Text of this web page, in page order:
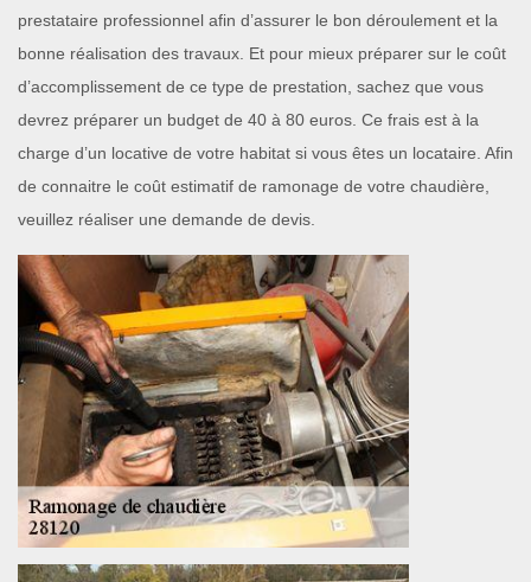
prestataire professionnel afin d’assurer le bon déroulement et la
bonne réalisation des travaux. Et pour mieux préparer sur le coût
d’accomplissement de ce type de prestation, sachez que vous
devrez préparer un budget de 40 à 80 euros. Ce frais est à la
charge d’un locative de votre habitat si vous êtes un locataire. Afin
de connaitre le coût estimatif de ramonage de votre chaudière,
veuillez réaliser une demande de devis.